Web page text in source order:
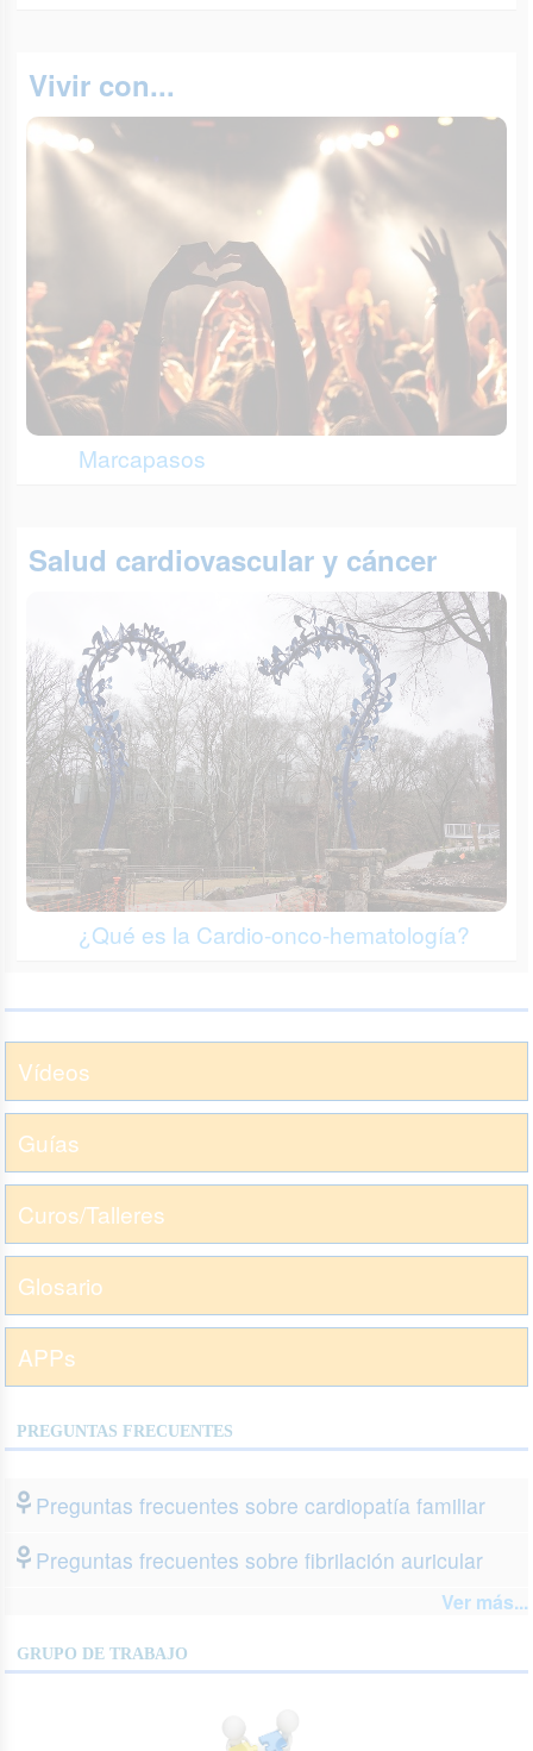
Vivir con...
Marcapasos
Salud cardiovascular y cáncer
¿Qué es la Cardio-onco-hematología?
Vídeos
Guías
Curos/Talleres
Glosario
APPs
PREGUNTAS FRECUENTES
Preguntas frecuentes sobre cardiopatía familiar
Preguntas frecuentes sobre fibrilación auricular
Ver más...
GRUPO DE TRABAJO